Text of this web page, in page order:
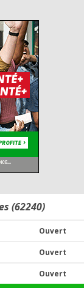
(62240)
Ouvert
Ouvert
Ouvert